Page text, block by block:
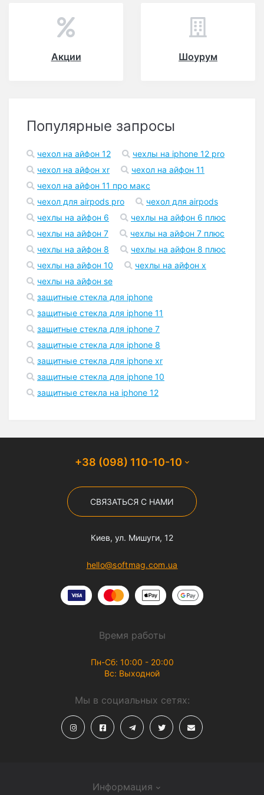
Акции Шоурум
Популярные запросы
чехол на айфон 12
чехлы на iphone 12 pro
чехол на айфон xr
чехол на айфон 11
чехол на айфон 11 про макс
чехол для airpods pro
чехол для airpods
чехлы на айфон 6
чехлы на айфон 6 плюс
чехлы на айфон 7
чехлы на айфон 7 плюс
чехлы на айфон 8
чехлы на айфон 8 плюс
чехлы на айфон 10
чехлы на айфон x
чехлы на айфон se
защитные стекла для iphone
защитные стекла для iphone 11
защитные стекла для iphone 7
защитные стекла для iphone 8
защитные стекла для iphone xr
защитные стекла для iphone 10
защитные стекла на iphone 12
+38 (098) 110-10-10
СВЯЗАТЬСЯ С НАМИ
Киев, ул. Мишуги, 12
hello@softmag.com.ua
Информация
Время работы
Пн-Сб: 10:00 - 20:00
Вс: Выходной
Мы в социальных сетях: